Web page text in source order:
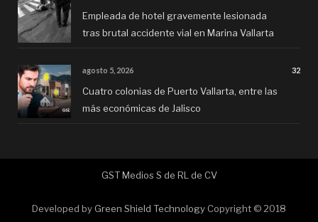
Empleada de hotel gravemente lesionada
tras brutal accidente vial en Marina Vallarta
agosto 5, 2026 32
Cuatro colonias de Puerto Vallarta, entre las
más económicas de Jalisco
GST Medios S de RL de CV
Developed by Green Shield Technology Copyright © 2018